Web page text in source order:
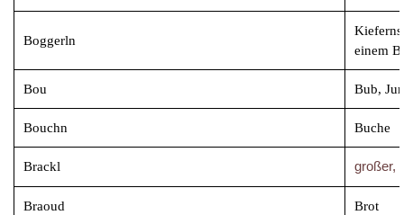
Boggerln
einem
Bou Bub,
Bouchn Buche
Brackl großer,
Braoud Brot